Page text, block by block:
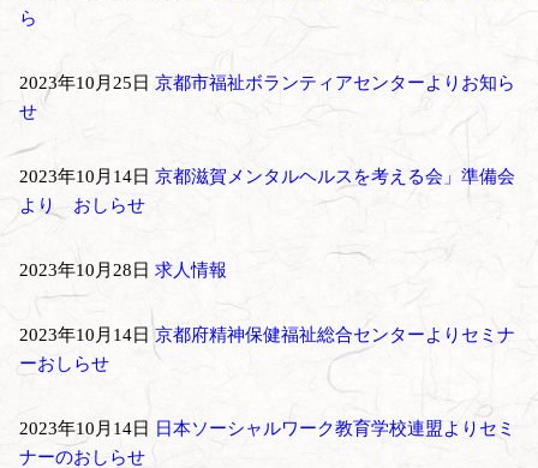
ら
2023年10月25日 京都市福祉ボランティアセンターよりお知ら
せ
2023年10月14日 京都滋賀メンタルヘルスを考える会」準備会
より おしらせ
2023年10月28日 求人情報
2023年10月14日 京都府精神保健福祉総合センターよりセミナ
ーおしらせ
2023年10月14日
日本ソーシャルワーク教育学校連盟よりセミ
ナーのおしらせ